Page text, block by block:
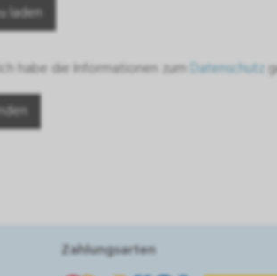
laden
habe die Informationen zum Datenschutz
Zahlungsarten